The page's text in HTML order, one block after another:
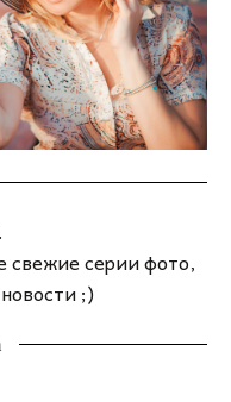
серии фото,
;)